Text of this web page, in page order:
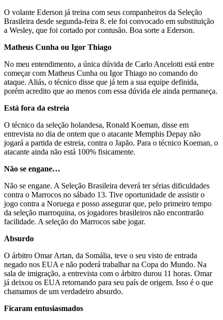
O volante Ederson já treina com seus companheiros da Seleção
Brasileira desde segunda-feira 8. ele foi convocado em substituição
a Wesley, que foi cortado por contusão. Boa sorte a Ederson.
Matheus Cunha ou Igor Thiago
No meu entendimento, a única dúvida de Carlo Ancelotti está entre
começar com Matheus Cunha ou Igor Thiago no comando do
ataque. Aliás, o técnico disse que já tem a sua equipe definida,
porém acredito que ao menos com essa dúvida ele ainda permaneça.
Está fora da estreia
O técnico da seleção holandesa, Ronald Koeman, disse em
entrevista no dia de ontem que o atacante Memphis Depay não
jogará a partida de estreia, contra o Japão. Para o técnico Koeman, o
atacante ainda não está 100% fisicamente.
Não se engane…
Não se engane. A Seleção Brasileira deverá ter sérias dificuldades
contra o Marrocos no sábado 13. Tive oportunidade de assistir o
jogo contra a Noruega e posso assegurar que, pelo primeiro tempo
da seleção marroquina, os jogadores brasileiros não encontrarão
facilidade. A seleção do Marrocos sabe jogar.
Absurdo
O árbitro Omar Artan, da Somália, teve o seu visto de entrada
negado nos EUA e não poderá trabalhar na Copa do Mundo. Na
sala de imigração, a entrevista com o árbitro durou 11 horas. Omar
já deixou os EUA retornando para seu país de origem. Isso é o que
chamamos de um verdadeiro absurdo.
Ficaram entusiasmados